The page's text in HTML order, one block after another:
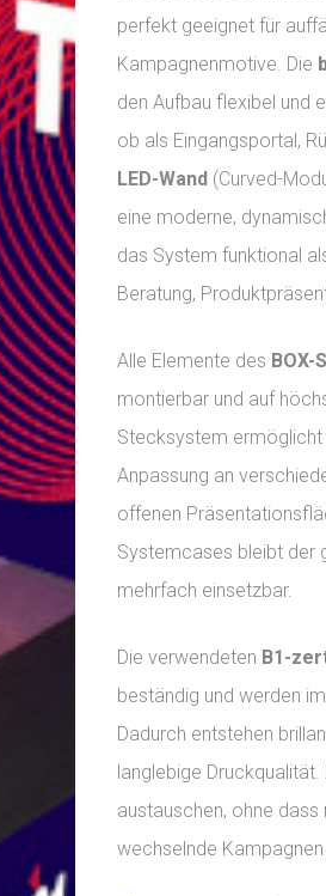
perfekt geeignet für
Kampagnenmotive. Die
den Aufbau flexibel und
ob als Eingangsportal,
LED-Wand (Curved-
eine moderne,
das System funktional
Beratung,
Alle Elemente des BOX-
montierbar und auf
Stecksystem ermöglicht
Anpassung an
offenen
Systemcases bleibt der
mehrfach einsetzbar.
Die verwendeten B1-
beständig und werden
Dadurch entstehen
langlebige
austauschen, ohne
wechselnde